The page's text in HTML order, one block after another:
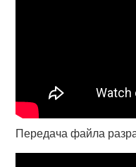
Передача файла